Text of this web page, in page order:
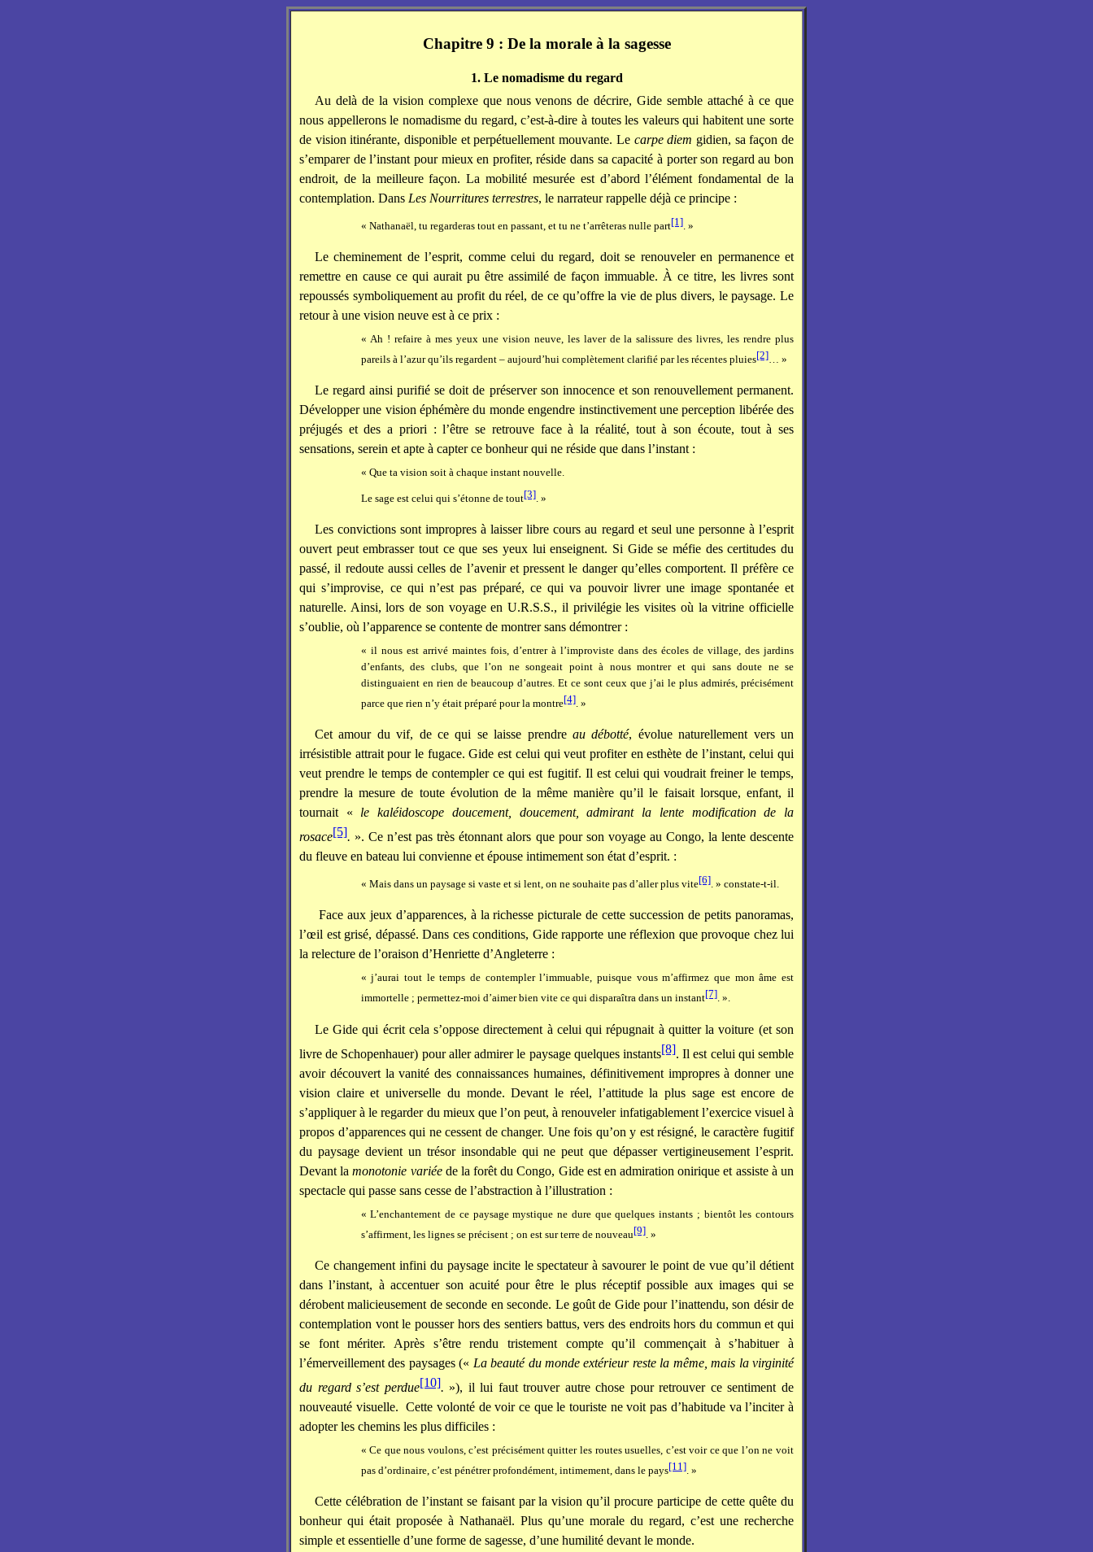
Chapitre 9 : De la morale à la sagesse
1. Le nomadisme du regard
Au delà de la vision complexe que nous venons de décrire, Gide semble attaché à ce que
nous appellerons le nomadisme du regard, c’est-à-dire à toutes les valeurs qui habitent une sorte
de vision itinérante, disponible et perpétuellement mouvante. Le carpe diem gidien, sa façon de
s’emparer de l’instant pour mieux en profiter, réside dans sa capacité à porter son regard au bon
endroit, de la meilleure façon. La mobilité mesurée est d’abord l’élément fondamental de la
contemplation. Dans Les Nourritures terrestres, le narrateur rappelle déjà ce principe :
« Nathanaël, tu regarderas tout en passant, et tu ne t’arrêteras nulle part[1]. »
Le cheminement de l’esprit, comme celui du regard, doit se renouveler en permanence et
remettre en cause ce qui aurait pu être assimilé de façon immuable. À ce titre, les livres sont
repoussés symboliquement au profit du réel, de ce qu’offre la vie de plus divers, le paysage. Le
retour à une vision neuve est à ce prix :
« Ah ! refaire à mes yeux une vision neuve, les laver de la salissure des livres, les rendre plus
pareils à l’azur qu’ils regardent – aujourd’hui complètement clarifié par les récentes pluies[2]… »
Le regard ainsi purifié se doit de préserver son innocence et son renouvellement permanent.
Développer une vision éphémère du monde engendre instinctivement une perception libérée des
préjugés et des a priori : l’être se retrouve face à la réalité, tout à son écoute, tout à ses
sensations, serein et apte à capter ce bonheur qui ne réside que dans l’instant :
« Que ta vision soit à chaque instant nouvelle.
Le sage est celui qui s’étonne de tout[3]. »
Les convictions sont impropres à laisser libre cours au regard et seul une personne à l’esprit
ouvert peut embrasser tout ce que ses yeux lui enseignent. Si Gide se méfie des certitudes du
passé, il redoute aussi celles de l’avenir et pressent le danger qu’elles comportent. Il préfère ce
qui s’improvise, ce qui n’est pas préparé, ce qui va pouvoir livrer une image spontanée et
naturelle. Ainsi, lors de son voyage en U.R.S.S., il privilégie les visites où la vitrine officielle
s’oublie, où l’apparence se contente de montrer sans démontrer :
« il nous est arrivé maintes fois, d’entrer à l’improviste dans des écoles de village, des jardins
d’enfants, des clubs, que l’on ne songeait point à nous montrer et qui sans doute ne se
distinguaient en rien de beaucoup d’autres. Et ce sont ceux que j’ai le plus admirés, précisément
parce que rien n’y était préparé pour la montre[4]. »
Cet amour du vif, de ce qui se laisse prendre au débotté, évolue naturellement vers un
irrésistible attrait pour le fugace. Gide est celui qui veut profiter en esthète de l’instant, celui qui
veut prendre le temps de contempler ce qui est fugitif. Il est celui qui voudrait freiner le temps,
prendre la mesure de toute évolution de la même manière qu’il le faisait lorsque, enfant, il
tournait « le kaléidoscope doucement, doucement, admirant la lente modification de la
rosace[5]. ». Ce n’est pas très étonnant alors que pour son voyage au Congo, la lente descente
du fleuve en bateau lui convienne et épouse intimement son état d’esprit. :
« Mais dans un paysage si vaste et si lent, on ne souhaite pas d’aller plus vite[6]. » constate-t-il.
Face aux jeux d’apparences, à la richesse picturale de cette succession de petits panoramas,
l’œil est grisé, dépassé. Dans ces conditions, Gide rapporte une réflexion que provoque chez lui
la relecture de l’oraison d’Henriette d’Angleterre :
« j’aurai tout le temps de contempler l’immuable, puisque vous m’affirmez que mon âme est
immortelle ; permettez-moi d’aimer bien vite ce qui disparaîtra dans un instant[7]. ».
Le Gide qui écrit cela s’oppose directement à celui qui répugnait à quitter la voiture (et son
livre de Schopenhauer) pour aller admirer le paysage quelques instants[8]. Il est celui qui semble
avoir découvert la vanité des connaissances humaines, définitivement impropres à donner une
vision claire et universelle du monde. Devant le réel, l’attitude la plus sage est encore de
s’appliquer à le regarder du mieux que l’on peut, à renouveler infatigablement l’exercice visuel à
propos d’apparences qui ne cessent de changer. Une fois qu’on y est résigné, le caractère fugitif
du paysage devient un trésor insondable qui ne peut que dépasser vertigineusement l’esprit.
Devant lamonotonie variéede la forêt du Congo, Gide est en admiration onirique et assiste à un
spectacle qui passe sans cesse de l’abstraction à l’illustration :
« L’enchantement de ce paysage mystique ne dure que quelques instants ; bientôt les contours
s’affirment, les lignes se précisent ; on est sur terre de nouveau[9]. »
Ce changement infini du paysage incite le spectateur à savourer le point de vue qu’il détient
dans l’instant, à accentuer son acuité pour être le plus réceptif possible aux images qui se
dérobent malicieusement de seconde en seconde. Le goût de Gide pour l’inattendu, son désir de
contemplation vont le pousser hors des sentiers battus, vers des endroits hors du commun et qui
se font mériter. Après s’être rendu tristement compte qu’il commençait à s’habituer à
l’émerveillement des paysages (« La beauté du monde extérieur reste la même, mais la virginité
du regard s’est perdue[10]. »), il lui faut trouver autre chose pour retrouver ce sentiment de
nouveauté visuelle. Cette volonté de voir ce que le touriste ne voit pas d’habitude va l’inciter à
adopter les chemins les plus difficiles :
« Ce que nous voulons, c’est précisément quitter les routes usuelles, c’est voir ce que l’on ne voit
pas d’ordinaire, c’est pénétrer profondément, intimement, dans le pays[11]. »
Cette célébration de l’instant se faisant par la vision qu’il procure participe de cette quête du
bonheur qui était proposée à Nathanaël. Plus qu’une morale du regard, c’est une recherche
simple et essentielle d’une forme de sagesse, d’une humilité devant le monde.